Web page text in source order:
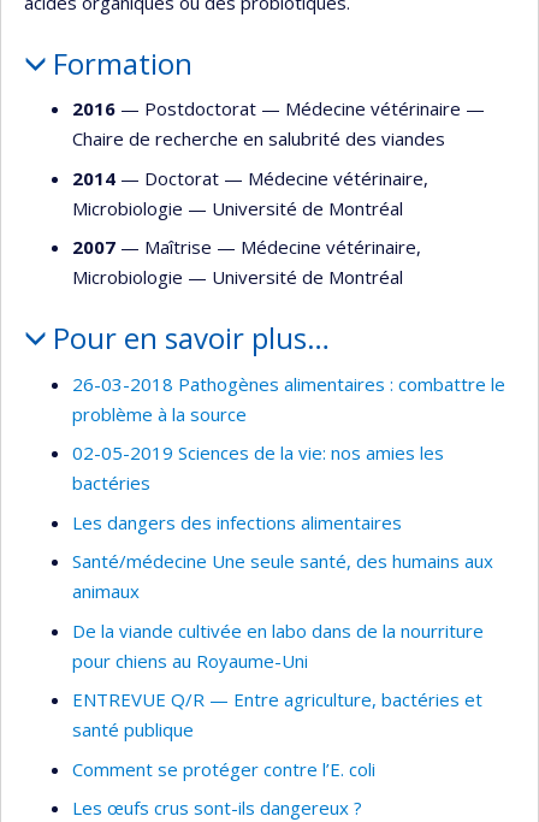
Formation
2016 — Postdoctorat — Médecine vétérinaire —
Chaire de recherche en salubrité des viandes
2014 — Doctorat — Médecine vétérinaire,
Microbiologie — Université de Montréal
2007 — Maîtrise — Médecine vétérinaire,
Microbiologie — Université de Montréal
Pour en savoir plus…
26-03-2018 Pathogènes alimentaires : combattre le
problème à la source
02-05-2019 Sciences de la vie: nos amies les
bactéries
Les dangers des infections alimentaires
Santé/médecine Une seule santé, des humains aux
animaux
De la viande cultivée en labo dans de la nourriture
pour chiens au Royaume-Uni
ENTREVUE Q/R — Entre agriculture, bactéries et
santé publique
Comment se protéger contre l’E. coli
Les œufs crus sont-ils dangereux ?